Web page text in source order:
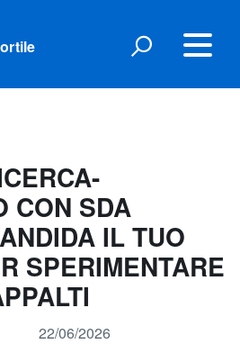
CON SDA
IL TUO
SPERIMENTARE
22/06/2026